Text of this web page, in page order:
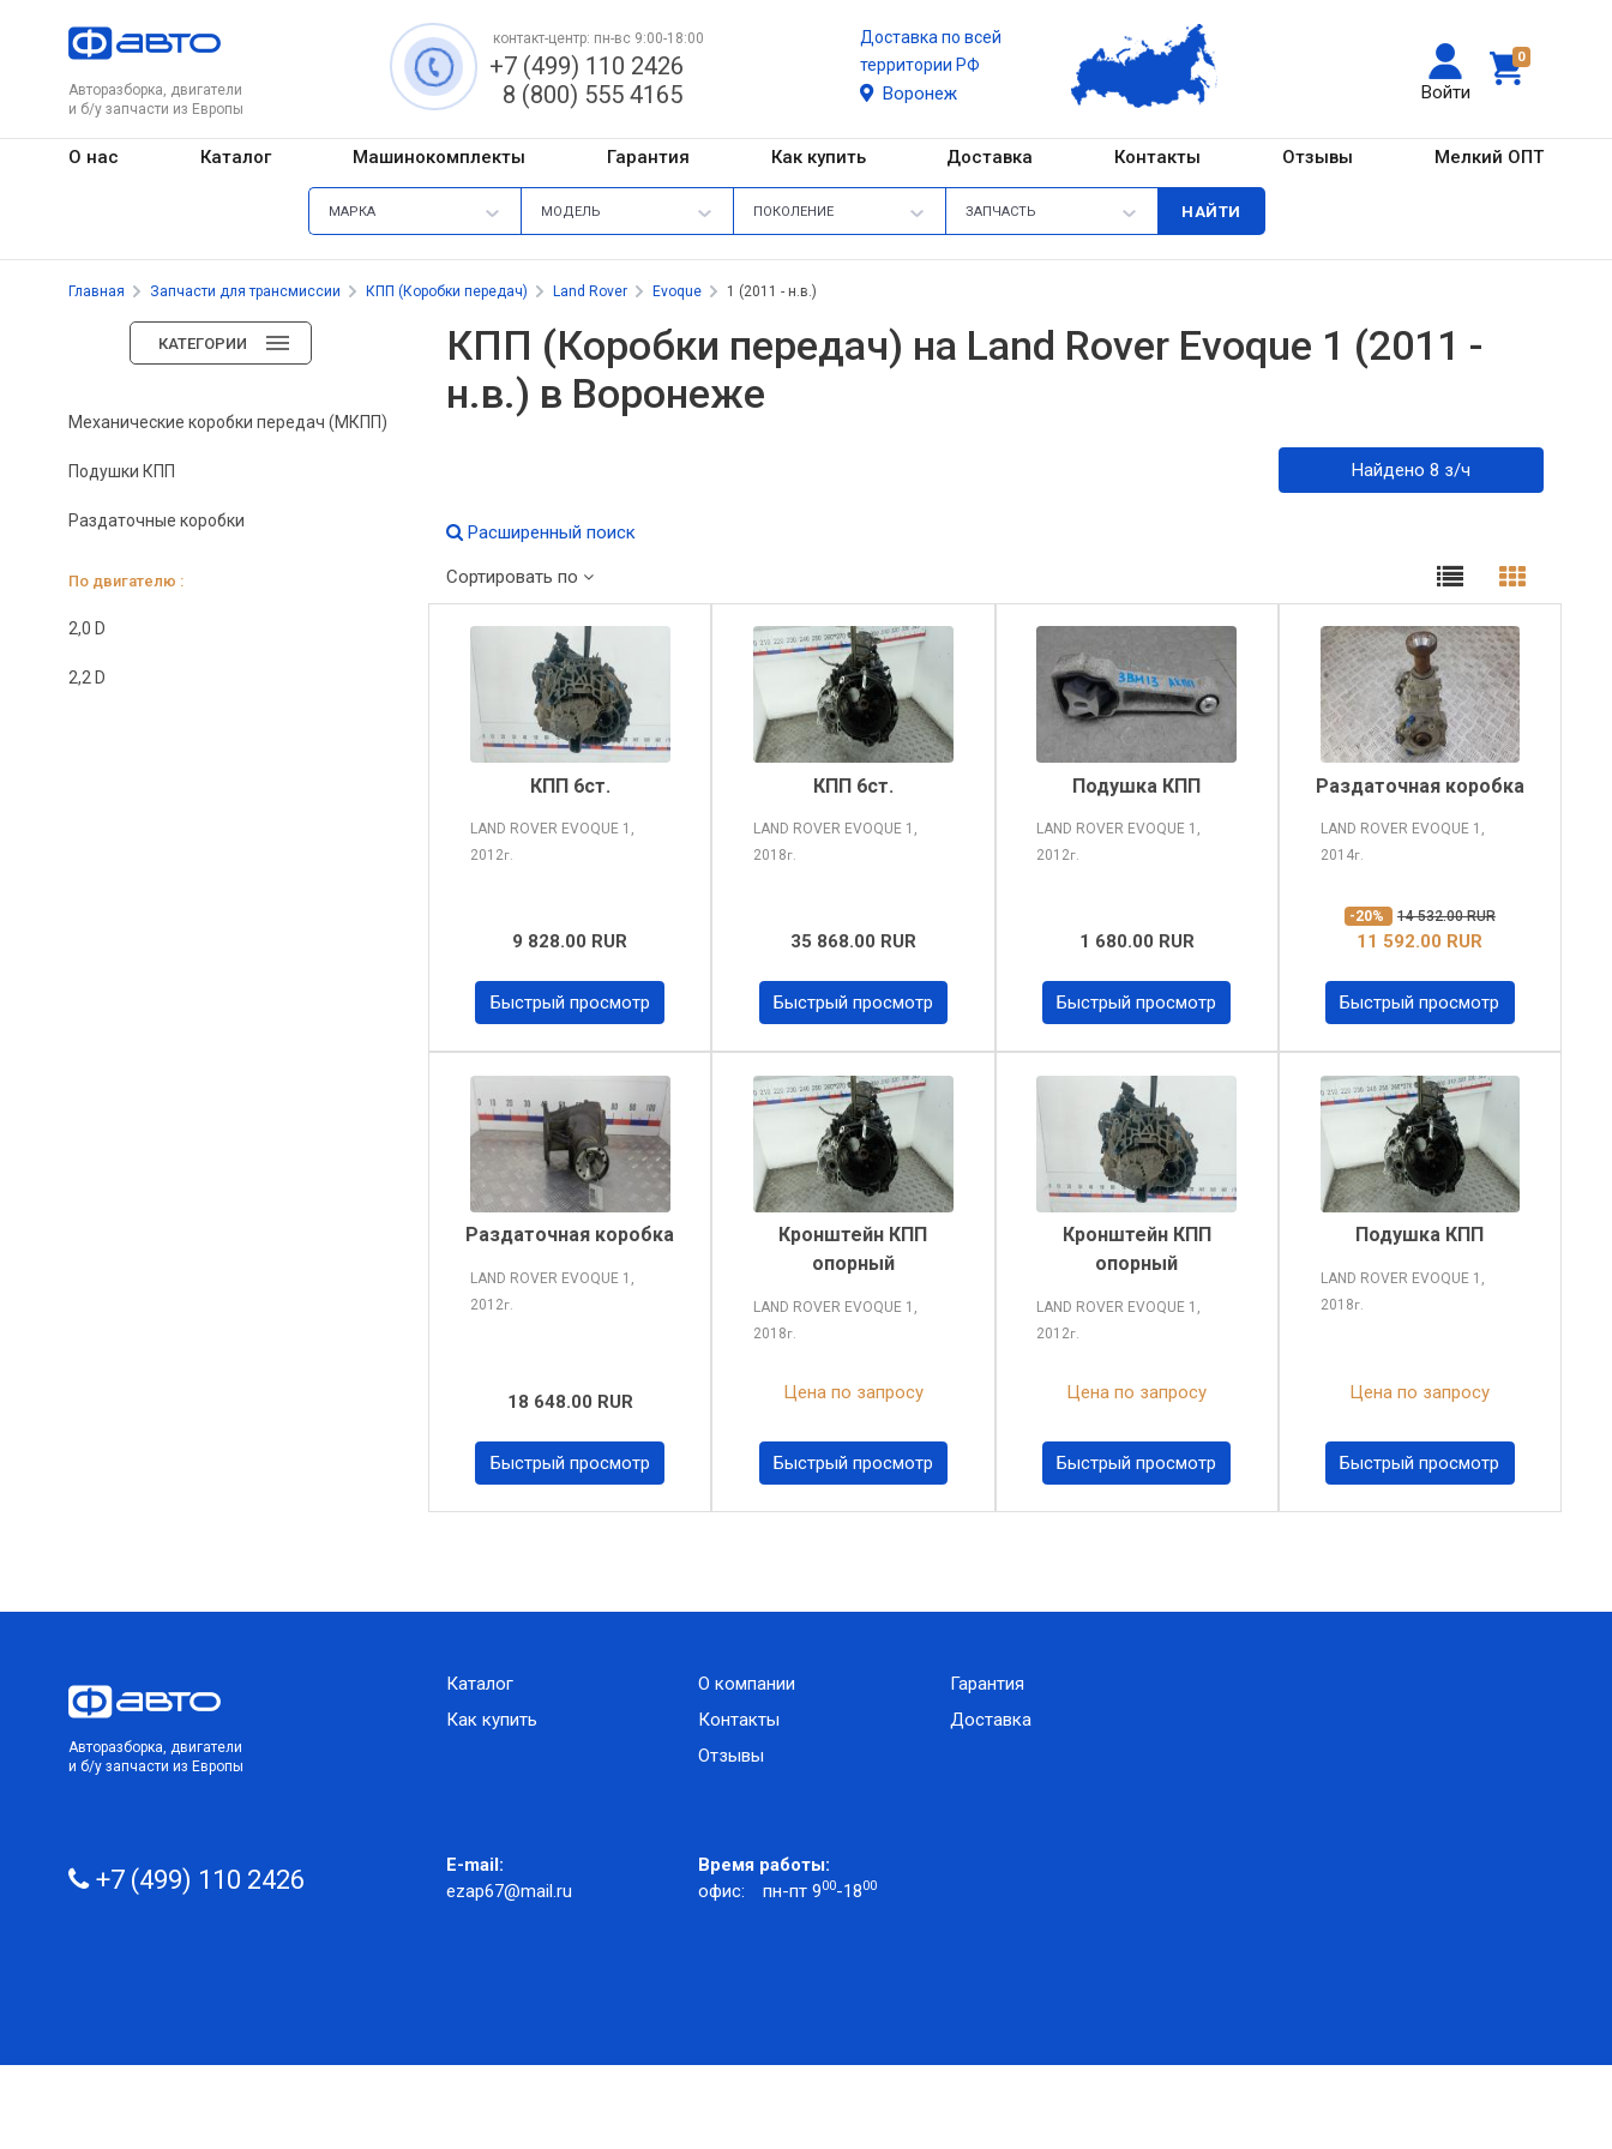
Авторазборка, двигатели
и б/у запчасти из Европы
0
Войти
контакт-центр: пн-вс 9:00-18:00
+7 (499) 110 2426
8 (800) 555 4165
Доставка по всей
территории РФ
Воронеж
О нас Каталог Машинокомплекты Гарантия Как купить Доставка Контакты Отзывы Мелкий ОПТ
МАРКА МОДЕЛЬ ПОКОЛЕНИЕ ЗАПЧАСТЬ
Главная Запчасти для трансмиссии КПП (Коробки передач) Land Rover Evoque 1 (2011 - н.в.)
КАТЕГОРИИ
Механические коробки передач (МКПП)
Подушки КПП
Раздаточные коробки
По двигателю :
2,0 D
2,2 D
КПП (Коробки передач) на Land Rover Evoque 1 (2011 -
н.в.) в Воронеже
Найдено 8 з/ч
Расширенный поиск
Сортировать по
КПП 6ст.
LAND ROVER EVOQUE 1,
2012г.
9 828.00 RUR
Быстрый просмотр
КПП 6ст.
LAND ROVER EVOQUE 1,
2018г.
35 868.00 RUR
Быстрый просмотр
Подушка КПП
LAND ROVER EVOQUE 1,
2012г.
1 680.00 RUR
Быстрый просмотр
Раздаточная коробка
LAND ROVER EVOQUE 1,
2014г.
-20% 14 532.00 RUR
11 592.00 RUR
Быстрый просмотр
Раздаточная коробка
LAND ROVER EVOQUE 1,
2012г.
18 648.00 RUR
Быстрый просмотр
Кронштейн КПП
опорный
LAND ROVER EVOQUE 1,
2018г.
Цена по запросу
Быстрый просмотр
Кронштейн КПП
опорный
LAND ROVER EVOQUE 1,
2012г.
Цена по запросу
Быстрый просмотр
Подушка КПП
LAND ROVER EVOQUE 1,
2018г.
Цена по запросу
Быстрый просмотр
Авторазборка, двигатели
и б/у запчасти из Европы
Каталог
Как купить
О компании
Контакты
Отзывы
Гарантия
Доставка
+7 (499) 110 2426
E-mail:
ezap67@mail.ru
Время работы:
офис:
пн-пт 900-1800